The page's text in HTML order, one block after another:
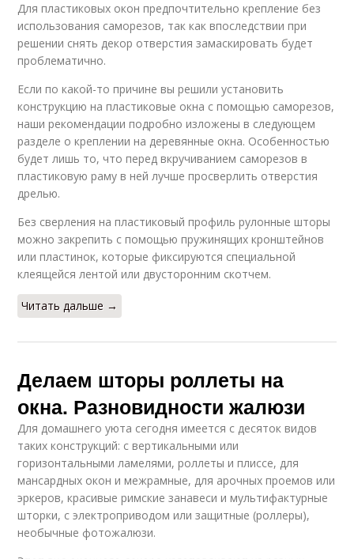
Для пластиковых окон предпочтительно крепление без
использования саморезов, так как впоследствии при
решении снять декор отверстия замаскировать будет
проблематично.
Если по какой-то причине вы решили установить
конструкцию на пластиковые окна с помощью саморезов,
наши рекомендации подробно изложены в следующем
разделе о креплении на деревянные окна. Особенностью
будет лишь то, что перед вкручиванием саморезов в
пластиковую раму в ней лучше просверлить отверстия
дрелью.
Без сверления на пластиковый профиль рулонные шторы
можно закрепить с помощью пружинящих кронштейнов
или пластинок, которые фиксируются специальной
клеящейся лентой или двусторонним скотчем.
Читать дальше →
Делаем шторы роллеты на
окна. Разновидности жалюзи
Для домашнего уюта сегодня имеется с десяток видов
таких конструкций: с вертикальными или
горизонтальными ламелями, роллеты и плиссе, для
мансардных окон и межрамные, для арочных проемов или
эркеров, красивые римские занавеси и мультифактурные
шторки, с электроприводом или защитные (роллеры),
необычные фотожалюзи.